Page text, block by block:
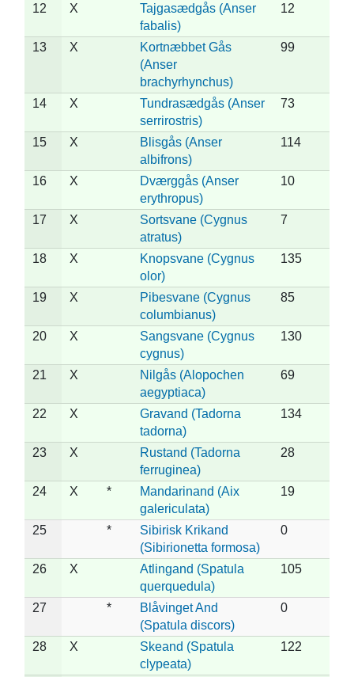
12
X
Tajgasædgås (Anser
fabalis)
12
13 X
Kortnæbbet Gås
(Anser
brachyrhynchus)
99
14 X
Tundrasædgås (Anser
serrirostris)
73
15 X
Blisgås (Anser
albifrons)
114
16 X
Dværggås (Anser
erythropus)
10
17 X
Sortsvane (Cygnus
atratus)
7
18 X
Knopsvane (Cygnus
olor)
135
19 X
Pibesvane (Cygnus
columbianus)
85
20 X
Sangsvane (Cygnus
cygnus)
130
21 X
Nilgås (Alopochen
aegyptiaca)
69
22 X
Gravand (Tadorna
tadorna)
134
23 X
Rustand (Tadorna
ferruginea)
28
24 X *
Mandarinand (Aix
galericulata)
19
25 *
Sibirisk Krikand
(Sibirionetta formosa)
0
26 X
Atlingand (Spatula
querquedula)
105
27 *
Blåvinget And
(Spatula discors)
0
28 X
Skeand (Spatula
clypeata)
122